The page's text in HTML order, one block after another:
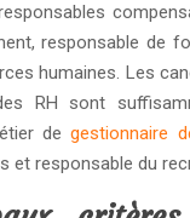
responsable de
humaines. Les
RH sont
degestionnaire
et responsable du